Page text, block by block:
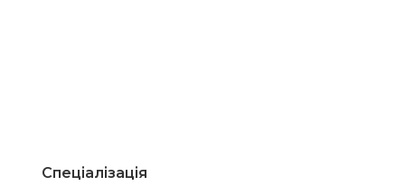
Спеціалізація